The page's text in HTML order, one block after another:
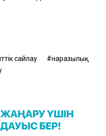
сайлау
наразылық